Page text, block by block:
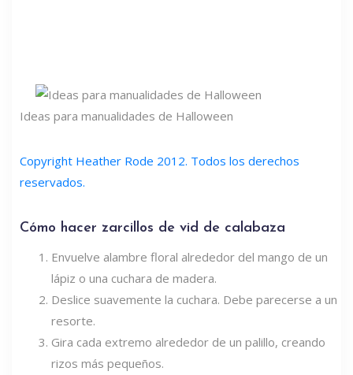
Ideas para manualidades de Halloween
Copyright Heather Rode 2012. Todos los derechos
reservados.
Cómo hacer zarcillos de vid de calabaza
Envuelve alambre floral alrededor del mango de un
lápiz o una cuchara de madera.
Deslice suavemente la cuchara. Debe parecerse a un
resorte.
Gira cada extremo alrededor de un palillo, creando
rizos más pequeños.